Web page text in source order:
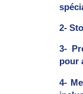
2-
3-
pour
4-